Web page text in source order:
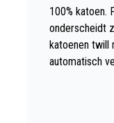
100% katoen.
onderscheidt
katoenen twill
automatisch